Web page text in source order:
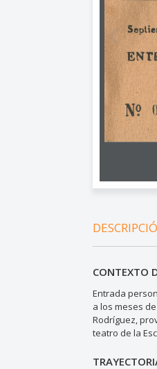
CONTEXTO
Entrada
a los meses
Rodríguez,
teatro de la